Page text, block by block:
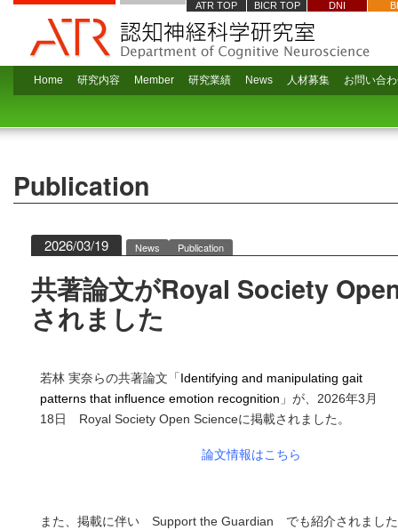
ATR TOP BICR TOP DNI
Home 研究内容 Member 研究業績 News 人材募集 お問い合
Publication
2026/03/19 News Publication
共著論文がRoyal Society
されました
若林 実奈らの共著論文「Identifying and manipulating gait
patterns that influence emotion recognition 」が、2026年3月
18日 Royal Society Open Scienceに掲載されました。
論文情報はこちら
また、掲載に伴い Support the Guardian でも紹介されまし